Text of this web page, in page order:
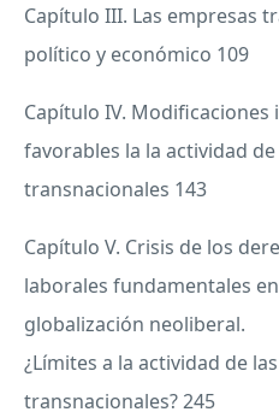
Capítulo III. Las empresas
político y económico 109
Capítulo IV.
favorables la la actividad
transnacionales 143
Capítulo V. Crisis de los
laborales fundamentales
globalización neoliberal.
¿Límites a la actividad de
transnacionales? 245